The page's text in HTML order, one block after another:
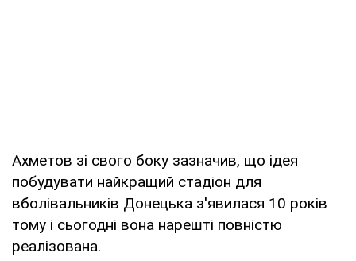
Ахметов зі свого боку зазначив, що ідея
побудувати найкращий стадіон для
вболівальників Донецька з'явилася 10 років
тому і сьогодні вона нарешті повністю
реалізована.